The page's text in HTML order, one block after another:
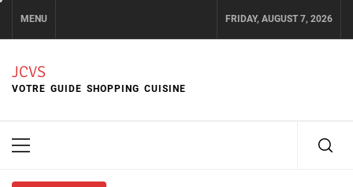
content
MENU FRIDAY, AUGUST 7, 2026
JCVS
VOTRE GUIDE SHOPPING CUISINE
Primary